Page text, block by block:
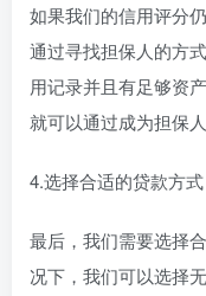
如果我们的信用评分
通过寻找担保人的方
用记录并且有足够资
就可以通过成为担保
4.选择合适的贷款方式
最后，我们需要选择
况下，我们可以选择